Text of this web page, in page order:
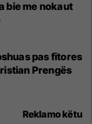
bie me nokaut
pas fitores
Prengës
Reklamo këtu